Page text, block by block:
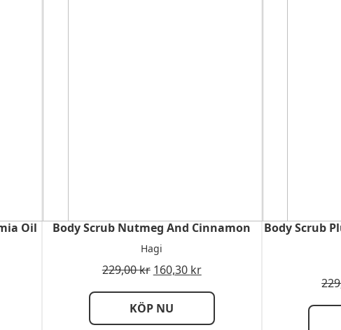
Oil Body Scrub Nutmeg And Cinnamon
Hagi
229,00kr 160,30 kr
KÖP NU
Body Scrub